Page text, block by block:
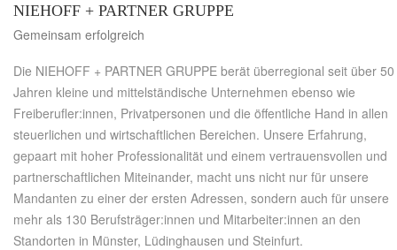
NIEHOFF + PARTNER GRUPPE
Gemeinsam erfolgreich
Die NIEHOFF + PARTNER GRUPPE berät überregional seit über 50
Jahren kleine und mittelständische Unternehmen ebenso wie
Freiberufler:innen, Privatpersonen und die öffentliche Hand in allen
steuerlichen und wirtschaftlichen Bereichen. Unsere Erfahrung,
gepaart mit hoher Professionalität und einem vertrauensvollen und
partnerschaftlichen Miteinander, macht uns nicht nur für unsere
Mandanten zu einer der ersten Adressen, sondern auch für unsere
mehr als 130 Berufsträger:innen und Mitarbeiter:innen an den
Standorten in Münster, Lüdinghausen und Steinfurt.